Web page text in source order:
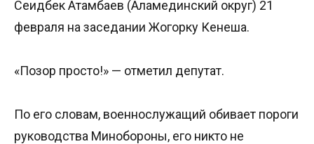
Сеидбек Атамбаев (Аламединский округ) 21
февраля на заседании Жогорку Кенеша.
«Позор просто!» — отметил депутат.
По его словам, военнослужащий обивает пороги
руководства Минобороны, его никто не